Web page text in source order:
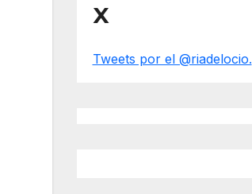
X
Tweets por el @riadelocio.